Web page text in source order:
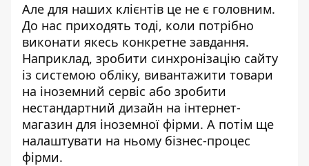
Але для наших клієнтів це не є головним.
До нас приходять тоді, коли потрібно
виконати якесь конкретне завдання.
Наприклад, зробити синхронізацію сайту
із системою обліку, вивантажити товари
на іноземний сервіс або зробити
нестандартний дизайн на інтернет-
магазин для іноземної фірми. А потім ще
налаштувати на ньому бізнес-процес
фірми.